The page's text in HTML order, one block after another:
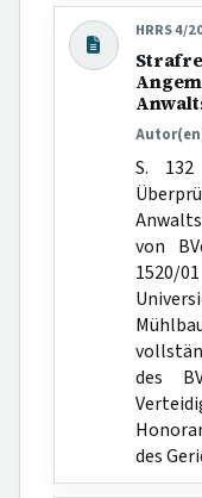
HRRS 4/
S.
von
1520/
des
des